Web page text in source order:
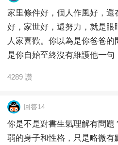
家里條件好，個人作風好，
好，家世好，還努力，就是眼
人家喜歡。你以為是你爸爸的
是你自始至終沒有維護他一
4289 讚
回答14
你是不是對書生氣理解有問題
弱的身子和性格，只是略微有